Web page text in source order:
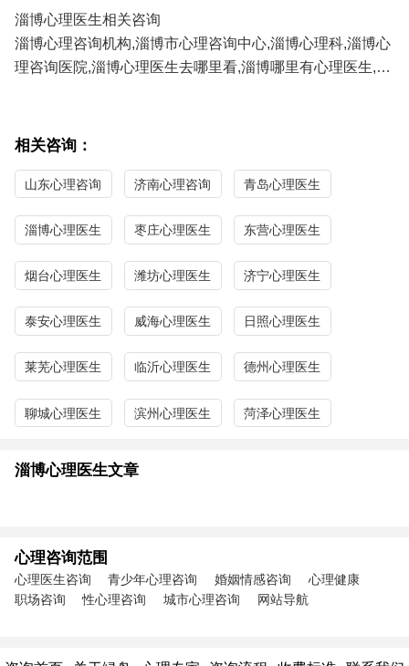
86433196 13306538268
淄博心理医生相关咨询
淄博心理咨询机构,淄博市心理咨询中心,淄博心理科,淄博心
理咨询医院,淄博心理医生去哪里看,淄博哪里有心理医生,淄
相关咨询：
山东心理咨询 济南心理咨询 青岛心理医生
淄博心理医生 枣庄心理医生 东营心理医生
烟台心理医生 潍坊心理医生 济宁心理医生
泰安心理医生 威海心理医生 日照心理医生
莱芜心理医生 临沂心理医生 德州心理医生
聊城心理医生 滨州心理医生 菏泽心理医生
淄博心理医生文章
心理咨询范围
心理医生咨询 青少年心理咨询 婚姻情感咨询
心理健康
职场咨询
性心理咨询 城市心理咨询 网站导航